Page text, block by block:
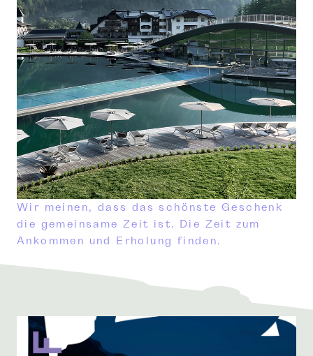
Wir meinen, dass das schönste Geschenk
die gemeinsame Zeit ist. Die Zeit zum
Ankommen und Erholung finden.